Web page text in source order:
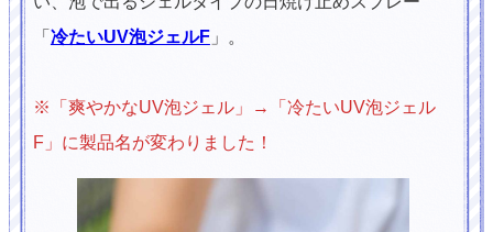
「 冷たいUV泡ジェルF」。
※「爽やかなUV泡ジェル」→「冷たいUV泡ジェル
F」に製品名が変わりました！